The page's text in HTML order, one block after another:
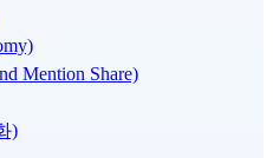
Mention Share)
)